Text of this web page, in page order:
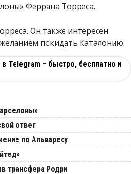
Феррана Торреса.
Он также интересен
покидать Каталонию.
Telegram – быстро, бесплатно и
ответ
по Альваресу
трансфера Родри